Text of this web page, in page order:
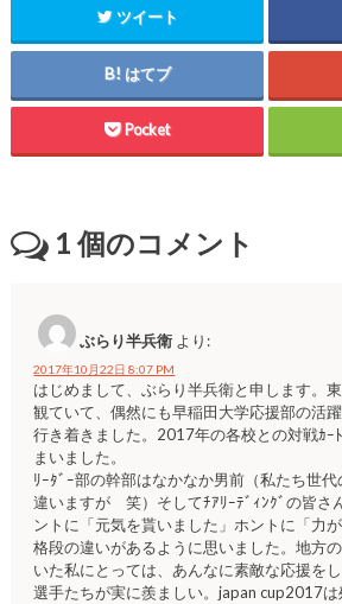
ン
ド
ウ
で
開
き
ま
す
)
ツイート
はてブ
Pocket
1個のコメント
ぶらり半兵衛 より:
2017年10月22日 8:07 PM
はじめまして、ぶらり半兵衛と申します。
観ていて、偶然にも早稲田大学応援部の活
行き着きました。2017年の各校との対戦ｶｰ
まいました。
ﾘｰﾀﾞｰ部の幹部はなかなか男前（私たち世代
違いますが 笑）そしてﾁｱﾘｰﾃﾞｨﾝｸﾞの皆さ
ントに「元気を貰いました」ホントに「力
格段の違いがあるように思いました。地方
いた私にとっては、あんなに素敵な応援を
選手たちが実に羨ましい。japan cup2017